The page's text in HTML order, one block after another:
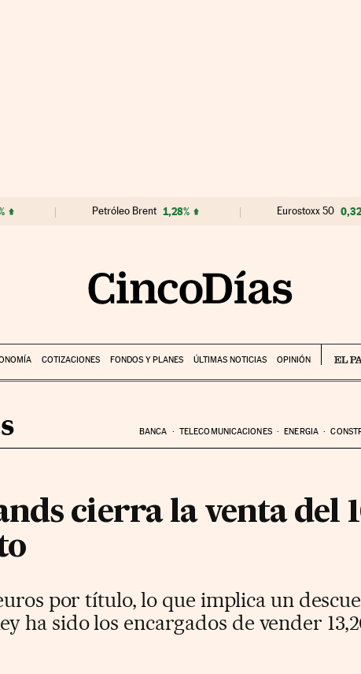
Petróleo Brent 1,28% Eurostoxx 50
COTIZACIONES FONDOS Y PLANES ÚLTIMAS NOTICIAS OPINIÓN
BANCA TELECOMUNICACIONES ENERGIA
cierra la venta del
por título, lo que implica un
ha sido los encargados de vender